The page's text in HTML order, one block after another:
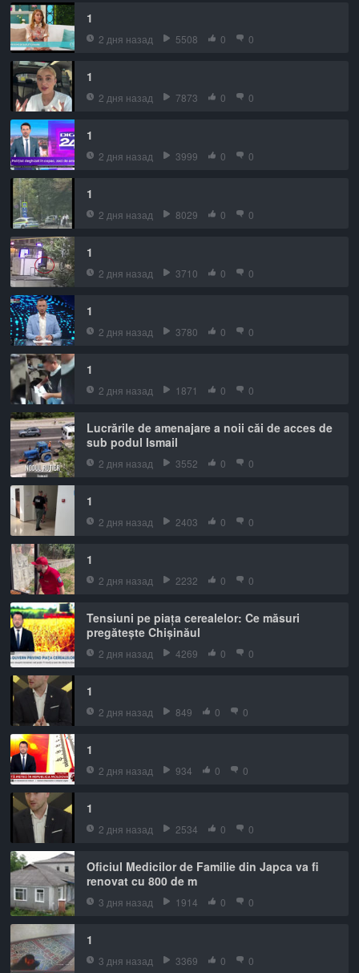
1
2 дня назад 5508 0 0
1
2 дня назад 7873 0 0
1
2 дня назад 3999 0 0
1
2 дня назад 8029 0 0
1
2 дня назад 3710 0 0
1
2 дня назад 3780 0 0
1
2 дня назад 1871 0 0
Lucrările de amenajare a noii căi de acces de
sub podul Ismail
2 дня назад 3552 0 0
1
2 дня назад 2403 0 0
1
2 дня назад 2232 0 0
Tensiuni pe piața cerealelor: Ce măsuri
pregătește Chișinăul
2 дня назад 4269 0 0
1
2 дня назад 849 0 0
1
2 дня назад 934 0 0
1
2 дня назад 2534 0 0
Oficiul Medicilor de Familie din Japca va fi
renovat cu 800 de m
3 дня назад 1914 0 0
1
3 дня назад 3369 0 0